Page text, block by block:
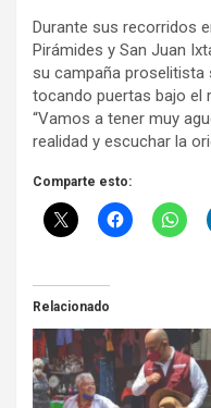
Durante sus recorridos
Pirámides y San Juan
su campaña proselitista
tocando puertas bajo el
“Vamos a tener muy
realidad y escuchar la
Comparte esto:
Relacionado